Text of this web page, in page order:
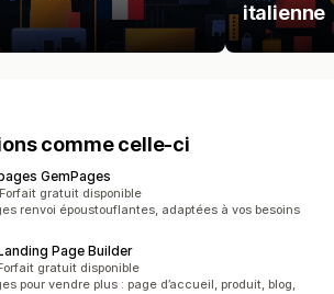
italienne
comme celle-ci
GemPages
5
Forfait gratuit disponible
renvoi époustouflantes, adaptées à vos besoins
Page Builder
5
gratuit disponible
pour vendre plus : page d’accueil, produit, blog,